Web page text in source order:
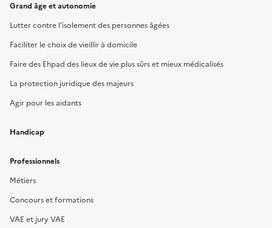
Grand âge et autonomie
Lutter contre l’isolement des personnes âgées
Faciliter le choix de vieillir à domicile
Faire des Ehpad des lieux de vie plus sûrs et mieux médicalisés
La protection juridique des majeurs
Agir pour les aidants
Handicap
Professionnels
Métiers
Concours et formations
VAE et jury VAE